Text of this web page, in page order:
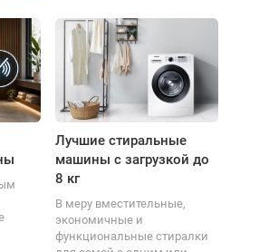
Лучшие стиральные
машины с загрузкой до
8 кг
В меру вместительные,
экономичные и
функциональные стиралки